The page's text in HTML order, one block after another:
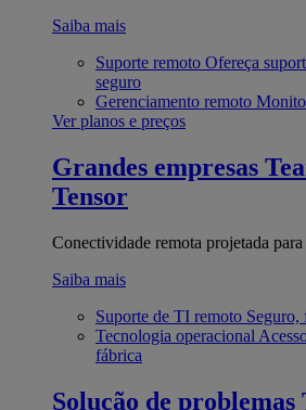
Saiba mais
Suporte remoto Ofereça
seguro
Gerenciamento remoto
Ver planos e preços
Grandes empresas
Tensor
Conectividade remota projetada para
Saiba mais
Suporte de TI remoto Seguro,
Tecnologia operacional
fábrica
Solução de problemas